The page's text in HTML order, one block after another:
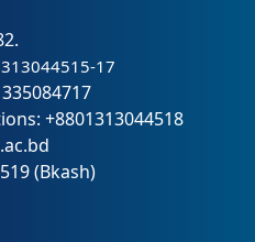
17
+8801313044518
(Bkash)